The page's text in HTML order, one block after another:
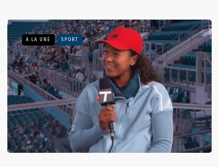
A LA UNE SPORT